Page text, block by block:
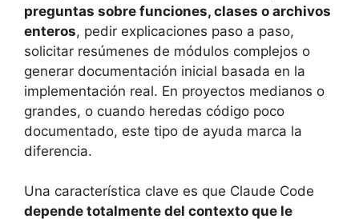
preguntas sobre funciones, clases o archivos
enteros, pedir explicaciones paso a paso,
solicitar resúmenes de módulos complejos o
generar documentación inicial basada en la
implementación real. En proyectos medianos o
grandes, o cuando heredas código poco
documentado, este tipo de ayuda marca la
diferencia.
Una característica clave es que Claude Code
depende totalmente del contexto que le